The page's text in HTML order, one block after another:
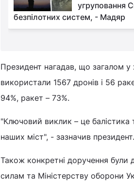
угруповання
безпілотних систем, - Мадяр
Президент нагадав, що загалом у
використали 1567 дронів і 56
94%, ракет – 73%.
"Ключовий виклик – це балістика
наших міст", - зазначив президент.
Також конкретні доручення були
силам та Міністерству оборони